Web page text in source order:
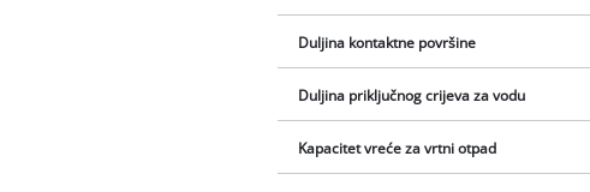
Duljina kontaktne površine
Duljina priključnog crijeva za vodu
Kapacitet vreće za vrtni otpad